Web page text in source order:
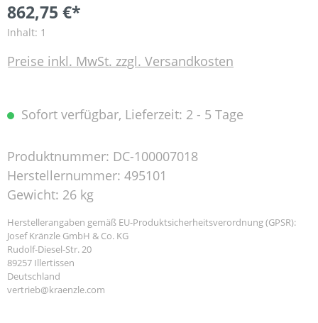
862,75 €*
Inhalt: 1
Preise inkl. MwSt. zzgl. Versandkosten
Sofort verfügbar, Lieferzeit: 2 - 5 Tage
Produktnummer: DC-100007018
Herstellernummer: 495101
Gewicht: 26 kg
Herstellerangaben gemäß EU-Produktsicherheitsverordnung (GPSR):
Josef Kränzle GmbH & Co. KG
Rudolf-Diesel-Str. 20
89257 Illertissen
Deutschland
vertrieb@kraenzle.com